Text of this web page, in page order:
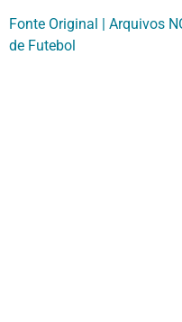
Fonte Original | Arquivos
de Futebol